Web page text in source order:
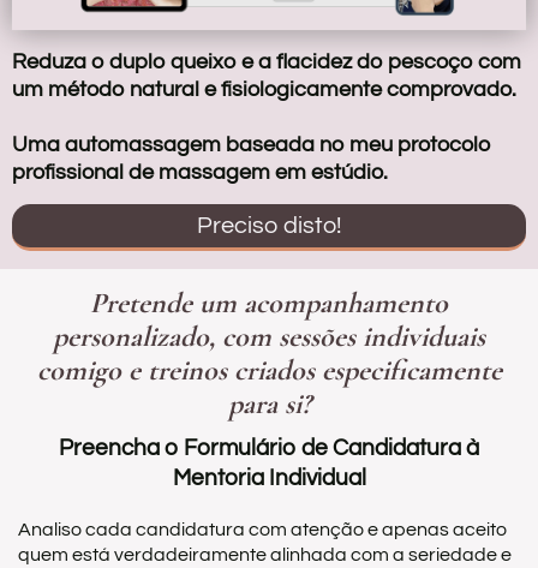
Reduza o duplo queixo e a flacidez do pescoço com
um método natural e fisiologicamente comprovado.
Uma automassagem baseada no meu protocolo
profissional de massagem em estúdio.
Preciso disto!
Pretende um acompanhamento
personalizado, com sessões individuais
comigo e treinos criados especificamente
para si?
Preencha o Formulário de Candidatura à
Mentoria Individual
Analiso cada candidatura com atenção e apenas aceito
quem está verdadeiramente alinhada com a seriedade e